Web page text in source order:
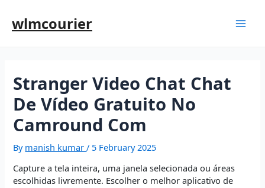
wlmcourier
Stranger Video Chat Chat
De Vídeo Gratuito No
Camround Com
By manish kumar/ 5 February 2025
Capture a tela inteira, uma janela selecionada ou áreas
escolhidas livremente. Escolher o melhor aplicativo de